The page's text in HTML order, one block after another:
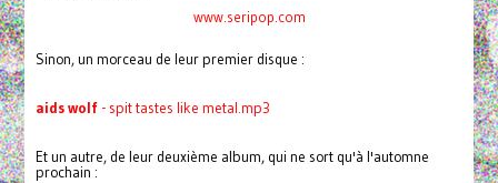
www.seripop.com
Sinon, un morceau de leur premier disque :
aidswolf- spit tastes like metal.mp3
Et un autre, de leur deuxième album, qui ne sort qu'à l'automne
prochain :